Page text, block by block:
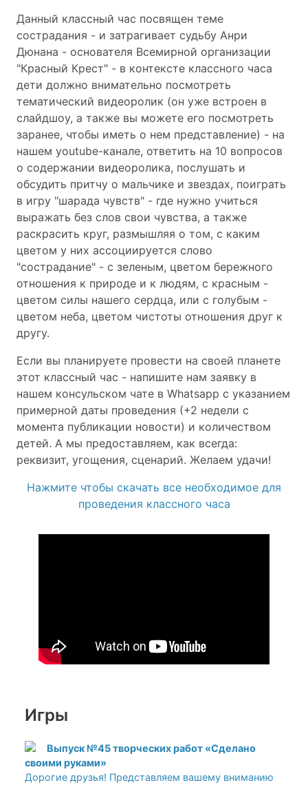
Данный классный час посвящен теме
сострадания - и затрагивает судьбу Анри
Дюнана - основателя Всемирной организации
"Красный Крест" - в контексте классного часа
дети должно внимательно посмотреть
тематический видеоролик (он уже встроен в
слайдшоу, а также вы можете его посмотреть
заранее, чтобы иметь о нем представление) - на
нашем youtube-канале, ответить на 10 вопросов
о содержании видеоролика, послушать и
обсудить притчу о мальчике и звездах, поиграть
в игру "шарада чувств" - где нужно учиться
выражать без слов свои чувства, а также
раскрасить круг, размышляя о том, с каким
цветом у них ассоциируется слово
"сострадание" - с зеленым, цветом бережного
отношения к природе и к людям, с красным -
цветом силы нашего сердца, или с голубым -
цветом неба, цветом чистоты отношения друг к
другу.
Если вы планируете провести на своей планете
этот классный час - напишите нам заявку в
нашем консульском чате в Whatsapp с указанием
примерной даты проведения (+2 недели с
момента публикации новости) и количеством
детей. А мы предоставляем, как всегда:
реквизит, угощения, сценарий. Желаем удачи!
Нажмите чтобы скачать все необходимое для
проведения классного часа
Игры
Выпуск №45 творческих работ «Сделано
своими руками»
Дорогие друзья! Представляем вашему вниманию